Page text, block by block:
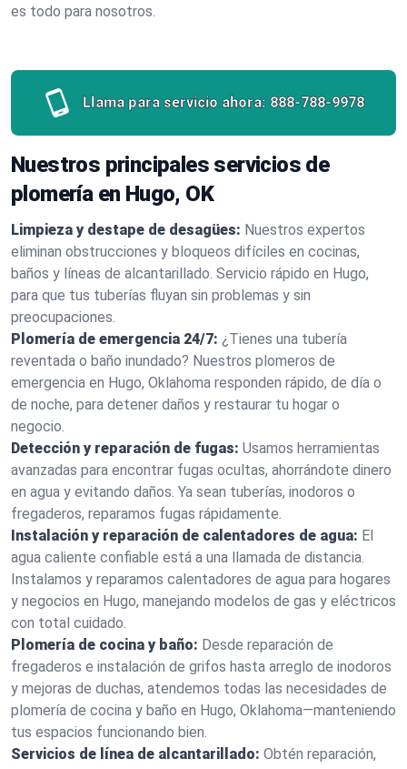
es todo para nosotros.
Llama para servicio ahora: 888-788-9978
Nuestros principales servicios de
plomería en Hugo, OK
Limpieza y destape de desagües: Nuestros expertos
eliminan obstrucciones y bloqueos difíciles en cocinas,
baños y líneas de alcantarillado. Servicio rápido en Hugo,
para que tus tuberías fluyan sin problemas y sin
preocupaciones.
Plomería de emergencia 24/7: ¿Tienes una tubería
reventada o baño inundado? Nuestros plomeros de
emergencia en Hugo, Oklahoma responden rápido, de día o
de noche, para detener daños y restaurar tu hogar o
negocio.
Detección y reparación de fugas: Usamos herramientas
avanzadas para encontrar fugas ocultas, ahorrándote dinero
en agua y evitando daños. Ya sean tuberías, inodoros o
fregaderos, reparamos fugas rápidamente.
Instalación y reparación de calentadores de agua: El
agua caliente confiable está a una llamada de distancia.
Instalamos y reparamos calentadores de agua para hogares
y negocios en Hugo, manejando modelos de gas y eléctricos
con total cuidado.
Plomería de cocina y baño: Desde reparación de
fregaderos e instalación de grifos hasta arreglo de inodoros
y mejoras de duchas, atendemos todas las necesidades de
plomería de cocina y baño en Hugo, Oklahoma—manteniendo
tus espacios funcionando bien.
Servicios de línea de alcantarillado: Obtén reparación,